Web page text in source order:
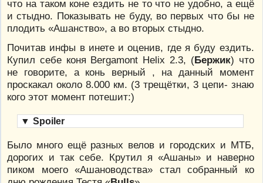
что на таком коне ездить не то что не удобно, а ещё
и стыдно. Показывать не буду, во первых что бы не
плодить «Ашанство», а во вторых стыдно.
Почитав инфы в инете и оценив, где я буду ездить.
Купил себе коня Bergamont Helix 2.3, (Бержик) что
не говорите, а конь верный , на данный момент
проскакал около 8.000 км. (3 трещётки, 3 цепи- знаю
кого этот момент потешит:)
▼ Spoiler
Было много ещё разных велов и городских и МТБ,
дорогих и так себе. Крутил я «Ашаны» и наверно
пиком моего «Ашановодства» стал собранный ко